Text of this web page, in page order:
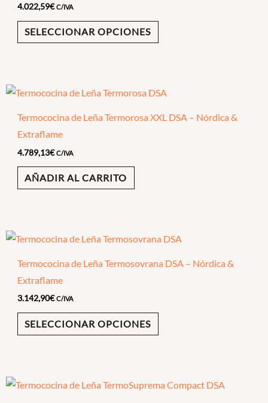
4.022,59€ C/IVA
SELECCIONAR OPCIONES
Termococina de Leña Termorosa XXL DSA – Nórdica &
Extraflame
4.789,13€ C/IVA
AÑADIR AL CARRITO
Termococina de Leña Termosovrana DSA – Nórdica &
Extraflame
3.142,90€ C/IVA
SELECCIONAR OPCIONES